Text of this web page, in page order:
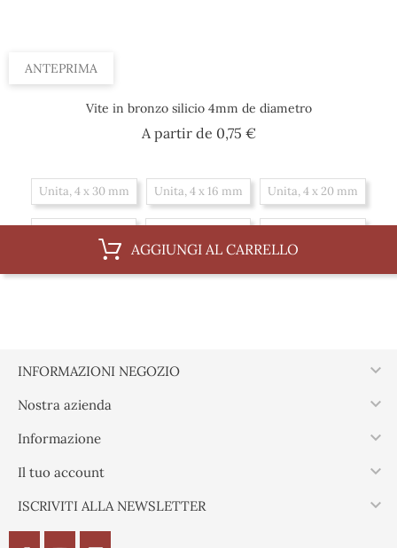
ANTEPRIMA
Vite in bronzo silicio 4mm de diametro
A partir de 0,75 €Prezzo
Unita, 4 x 30 mm Unita, 4 x 16 mm Unita, 4 x 20 mm
Unita, 4 x 45 mm Scatola, 4 x 16 mm Scatola, 4 x 20 mm
AGGIUNGI AL CARRELLO
INFORMAZIONI NEGOZIO 
Nostra azienda 
Informazione 
Il tuo account 
ISCRIVITI ALLA NEWSLETTER 